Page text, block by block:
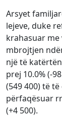
Arsyet
lejeve, duke
krahasuar
mbrojtjen
një të
prej 10.0% (-
(549 400) të
përfaqësuar
(+4 500).